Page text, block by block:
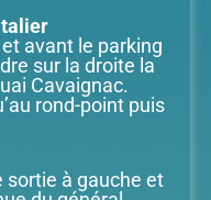
avant le parking
sur la droite la
Cavaignac.
rond-point puis
sortie à gauche et